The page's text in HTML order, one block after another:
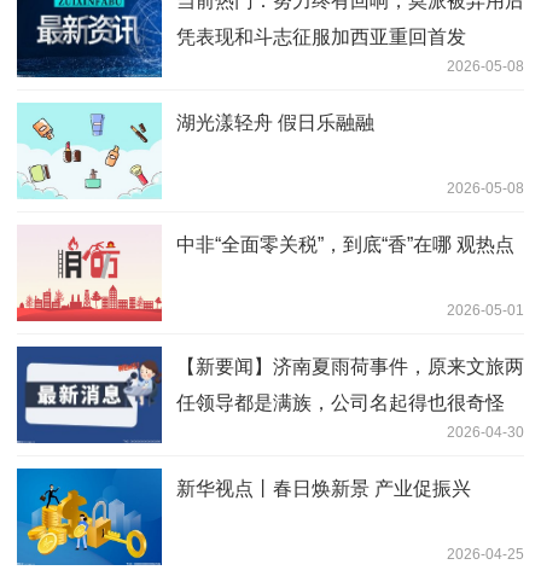
凭表现和斗志征服加西亚重回首发
2026-05-08
湖光漾轻舟 假日乐融融
2026-05-08
中非“全面零关税”，到底“香”在哪 观热点
2026-05-01
【新要闻】济南夏雨荷事件，原来文旅两
任领导都是满族，公司名起得也很奇怪
2026-04-30
新华视点丨春日焕新景 产业促振兴
2026-04-25